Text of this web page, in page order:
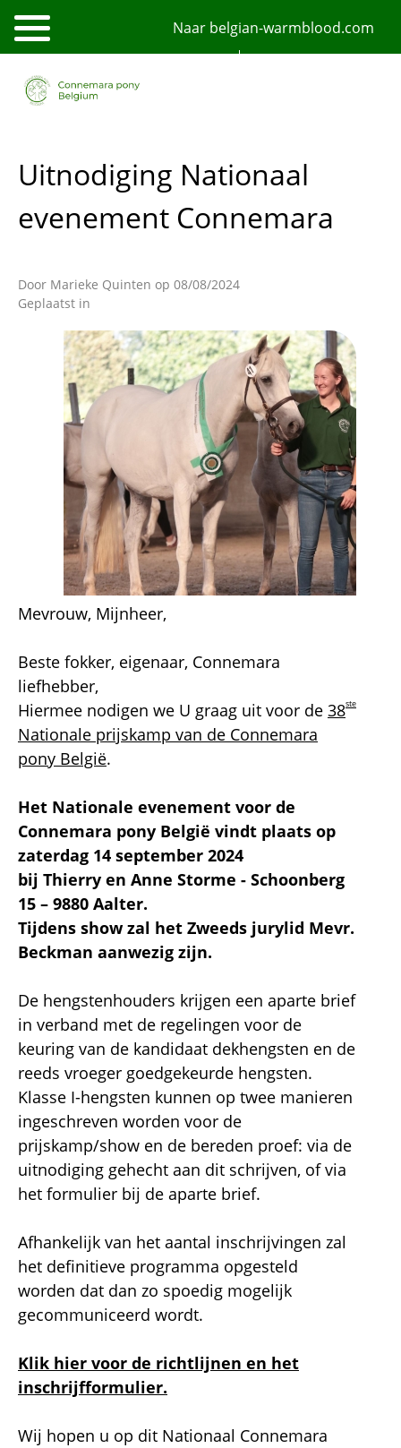
Overslaan
en
naar
inhoud
Naar belgian-warmblood.com
Uitnodiging Nationaal
evenement Connemara
Door Marieke Quinten op 08/08/2024
Geplaatst in
Afbeelding
Mevrouw, Mijnheer,
Beste fokker, eigenaar, Connemara
liefhebber,
Hiermee nodigen we U graag uit voor de 38ste
Nationale prijskamp van de Connemara
pony België.
Het Nationale evenement voor de
Connemara pony België vindt plaats op
zaterdag 14 september 2024
bij Thierry en Anne Storme - Schoonberg
15 – 9880 Aalter.
Tijdens show zal het Zweeds jurylid Mevr.
Beckman aanwezig zijn.
De hengstenhouders krijgen een aparte brief
in verband met de regelingen voor de
keuring van de kandidaat dekhengsten en de
reeds vroeger goedgekeurde hengsten.
Klasse I-hengsten kunnen op twee manieren
ingeschreven worden voor de
prijskamp/show en de bereden proef: via de
uitnodiging gehecht aan dit schrijven, of via
het formulier bij de aparte brief.
Afhankelijk van het aantal inschrijvingen zal
het definitieve programma opgesteld
worden dat dan zo spoedig mogelijk
gecommuniceerd wordt.
Klik hier voor de richtlijnen en het
inschrijfformulier.
Wij hopen u op dit Nationaal Connemara